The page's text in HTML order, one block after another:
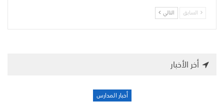
السابق التالي
أخر الأخبار
أخبار المدارس